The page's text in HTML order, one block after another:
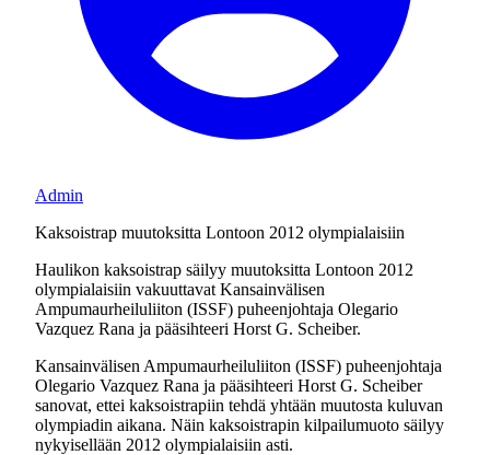
Admin
Kaksoistrap muutoksitta Lontoon 2012 olympialaisiin
Haulikon kaksoistrap säilyy muutoksitta Lontoon 2012
olympialaisiin vakuuttavat Kansainvälisen
Ampumaurheiluliiton (ISSF) puheenjohtaja Olegario
Vazquez Rana ja pääsihteeri Horst G. Scheiber.
Kansainvälisen Ampumaurheiluliiton (ISSF) puheenjohtaja
Olegario Vazquez Rana ja pääsihteeri Horst G. Scheiber
sanovat, ettei kaksoistrapiin tehdä yhtään muutosta kuluvan
olympiadin aikana. Näin kaksoistrapin kilpailumuoto säilyy
nykyisellään 2012 olympialaisiin asti.